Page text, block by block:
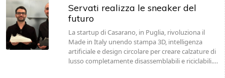
Servati realizza le sneaker del
futuro
La startup di Casarano, in Puglia, rivoluziona il
Made in Italy unendo stampa 3D, intelligenza
artificiale e design circolare per creare calzature di
lusso completamente disassemblabili e riciclabili.…